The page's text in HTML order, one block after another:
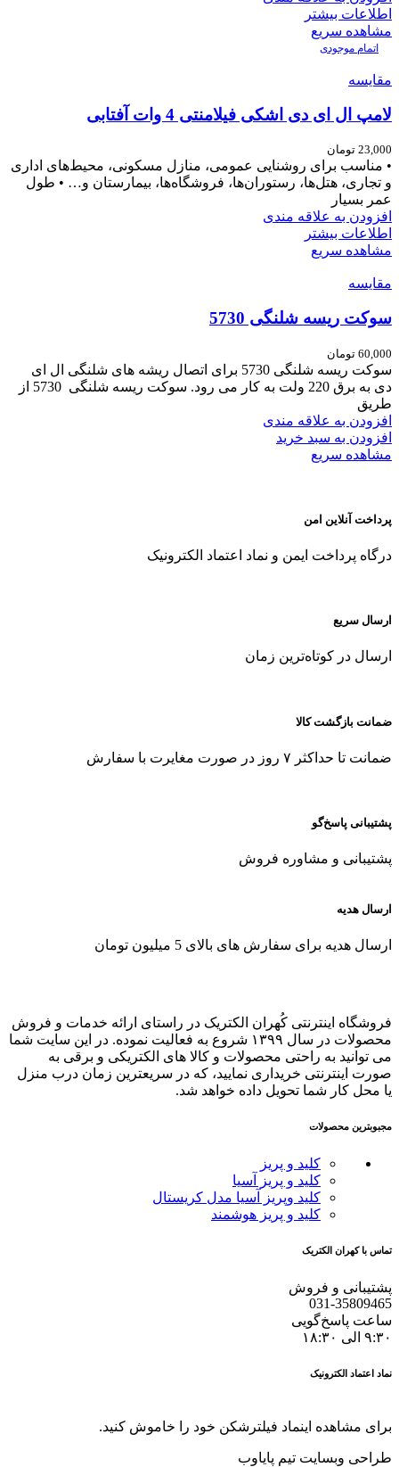
اطلاعات بیشتر
مشاهده سریع
اتمام موجودی
مقایسه
لامپ ال ای دی اشکی فیلامنتی 4 وات آفتابی
23,000 تومان
• مناسب برای روشنایی عمومی، منازل مسکونی، محیط‌های اداری
و تجاری، هتل‌ها، رستوران‌ها، فروشگاه‌ها، بیمارستان و… • طول
عمر بسیار
افزودن به علاقه مندی
اطلاعات بیشتر
مشاهده سریع
مقایسه
سوکت ریسه شلنگی 5730
60,000 تومان
سوکت ریسه شلنگی 5730 برای اتصال ریشه های شلنگی ال ای
دی به برق 220 ولت به کار می رود. سوکت ریسه شلنگی 5730 از
طریق
افزودن به علاقه مندی
افزودن به سبد خرید
مشاهده سریع
پرداخت آنلاین امن
درگاه پرداخت ایمن و نماد اعتماد الکترونیک
ارسال سریع
ارسال در کوتاه‌ترین زمان
ضمانت بازگشت کالا
ضمانت تا حداکثر ۷ روز در صورت مغایرت با سفارش
پشتیبانی پاسخ‌گو
پشتیبانی و مشاوره فروش
ارسال هدیه
ارسال هدیه برای سفارش های بالای 5 میلیون تومان
فروشگاه اینترنتی کُهران الکتریک در راستای ارائه خدمات و فروش
محصولات در سال ۱۳۹۹ شروع به فعالیت نموده. در این سایت شما
می توانید به راحتی محصولات و کالا های الکتریکی و برقی به
صورت اینترنتی خریداری نمایید، که در سریعترین زمان درب منزل
یا محل کار شما تحویل داده خواهد شد.
مجبوبترین محصولات
کلید و پریز
کلید و پریز آسیا
کلید وپریز آسیا مدل کریستال
کلید و پریز هوشمند
تماس با کهران الکتریک
پشتیبانی و فروش
031-35809465
ساعت پاسخ‌گویی
۹:۳۰ الی ۱۸:۳۰
نماد اعتماد الکترونیک
برای مشاهده اینماد فیلترشکن خود را خاموش کنید.
طراحی وبسایت تیم پایاوب